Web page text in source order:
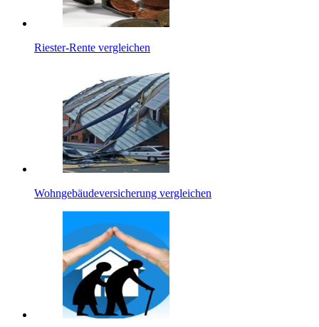
Riester-Rente vergleichen
Wohngebäudeversicherung vergleichen